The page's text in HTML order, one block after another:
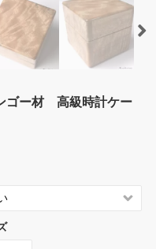
ゴー材 高級時計ケー